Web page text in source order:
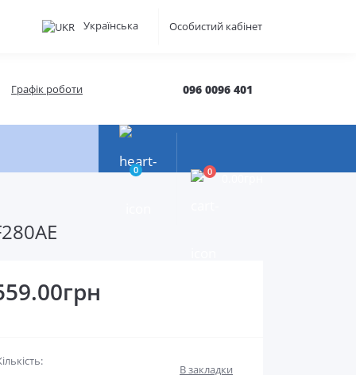
Українська Особистий кабінет
Графік роботи 096 0096 401
0 0
В закладки